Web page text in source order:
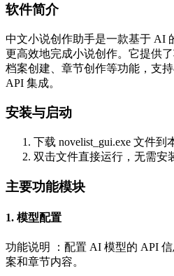
软件简介
中文小说创作助手是一款基于 AI
更高效地完成小说创作。它提供
档案创建、章节创作等功能，支
API 集成。
安装与启动
下载 novelist_gui.exe 文件到
双击文件直接运行，无需安
主要功能模块
1. 模型配置
功能说明 ：配置 AI 模型的 API
案和章节内容。